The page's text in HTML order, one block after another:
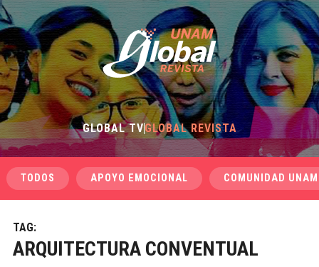
GLOBAL TVGLOBAL REVISTA
TODOS APOYO EMOCIONAL COMUNIDAD UNAM
TAG:
ARQUITECTURA CONVENTUAL